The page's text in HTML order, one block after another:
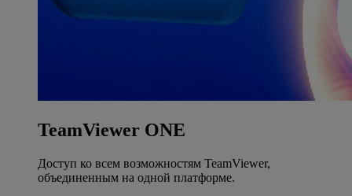
TeamViewer ONE
Доступ ко всем возможностям TeamViewer,
объединенным на одной платформе.